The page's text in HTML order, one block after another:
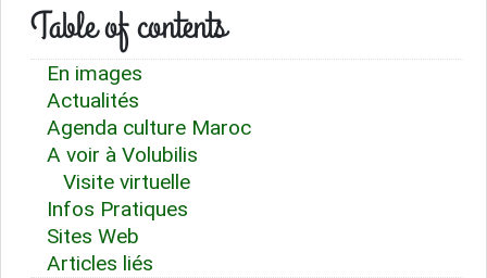
Table of contents
En images
Actualités
Agenda culture Maroc
A voir à Volubilis
Visite virtuelle
Infos Pratiques
Sites Web
Articles liés